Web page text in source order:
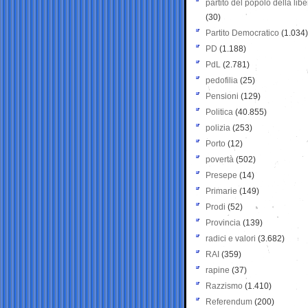
partito del popolo della
(30)
Partito Democratico (1.034)
PD (1.188)
PdL (2.781)
pedofilia (25)
Pensioni (129)
Politica (40.855)
polizia (253)
Porto (12)
povertà (502)
Presepe (14)
Primarie (149)
Prodi (52)
Provincia (139)
radici e valori (3.682)
RAI (359)
rapine (37)
Razzismo (1.410)
Referendum (200)